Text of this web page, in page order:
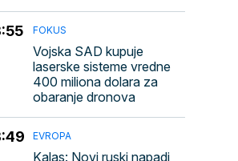
FOKUS
Vojska SAD kupuje
laserske sisteme vredne
400 miliona dolara za
obaranje dronova
EVROPA
Kalas: Novi ruski napadi